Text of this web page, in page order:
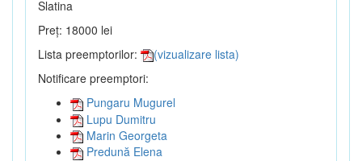
Slatina
Preț: 18000 lei
Lista preemptorilor:
(vizualizare lista)
Notificare preemptori:
Pungaru Mugurel
Lupu Dumitru
Marin Georgeta
Predună Elena